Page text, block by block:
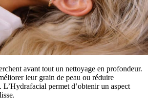
avant tout un nettoyage en profondeur.
leur grain de peau ou réduire
L’Hydrafacial permet d’obtenir un aspect